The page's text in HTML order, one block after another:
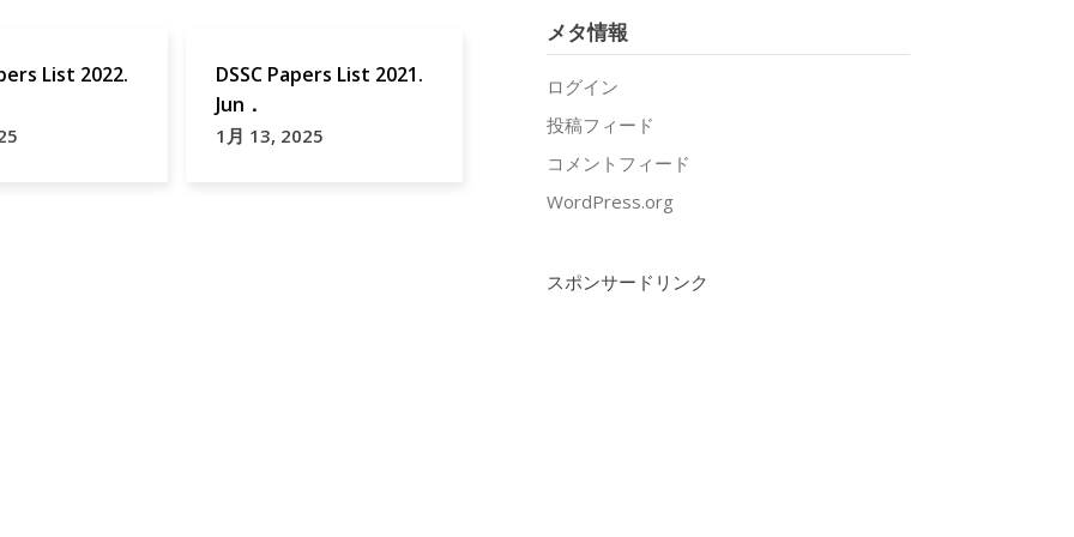
List 2022.
DSSC Papers List 2021.
Jun．
1月 13, 2025
メタ情報
ログイン
投稿フィード
コメントフィード
WordPress.org
スポンサードリンク